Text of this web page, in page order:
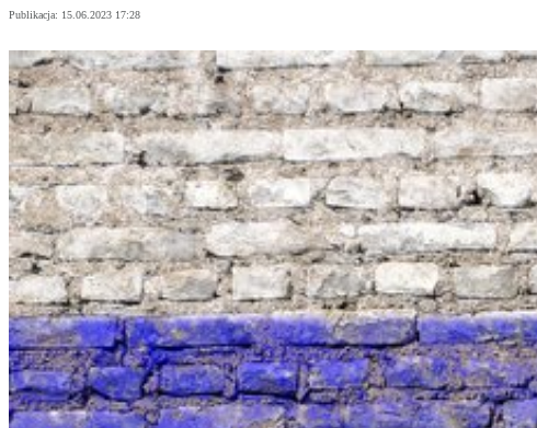
Publikacja: 15.06.2023 17:28